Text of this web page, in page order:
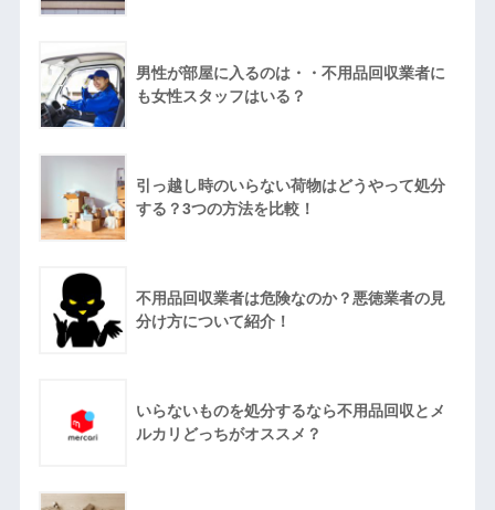
男性が部屋に入るのは・・不用品回収業者に
も女性スタッフはいる？
引っ越し時のいらない荷物はどうやって処分
する？3つの方法を比較！
不用品回収業者は危険なのか？悪徳業者の見
分け方について紹介！
いらないものを処分するなら不用品回収とメ
ルカリどっちがオススメ？